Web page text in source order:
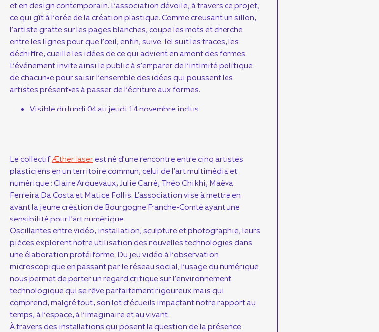
et en design contemporain. L’association dévoile, à travers ce projet,
ce qui gît à l’orée de la création plastique. Comme creusant un sillon,
l’artiste gratte sur les pages blanches, coupe les mots et cherche
entre les lignes pour que l’œil, enfin, suive. Iel suit les traces, les
déchiffre, cueille les idées de ce qui advient en amont des formes.
L’événement invite ainsi le public à s’emparer de l’intimité politique
de chacun•e pour saisir l’ensemble des idées qui poussent les
artistes présent•es à passer de l’écriture aux formes.
Visible du lundi 04 au jeudi 14 novembre inclus
Le collectifÆther laserest né d’une rencontre entre cinq artistes
plasticiens en un territoire commun, celui de l’art multimédia et
numérique : Claire Arquevaux, Julie Carré, Théo Chikhi, Maëva
Ferreira Da Costa et Matice Follis. L’association vise à mettre en
avant la jeune création de Bourgogne Franche-Comté ayant une
sensibilité pour l’art numérique.
Oscillantes entre vidéo, installation, sculpture et photographie, leurs
pièces explorent notre utilisation des nouvelles technologies dans
une élaboration protéiforme. Du jeu vidéo à l’observation
microscopique en passant par le réseau social, l’usage du numérique
nous permet de porter un regard critique sur l’environnement
technologique qui se rêve parfaitement rigoureux mais qui
comprend, malgré tout, son lot d’écueils impactant notre rapport au
temps, à l’espace, à l’imaginaire et au vivant.
À travers des installations qui posent la question de la présence